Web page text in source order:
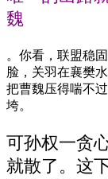
魏
。你看，联盟稳
脸，关羽在襄樊
把曹魏压得喘不
垮。
可孙权一贪
就散了。这